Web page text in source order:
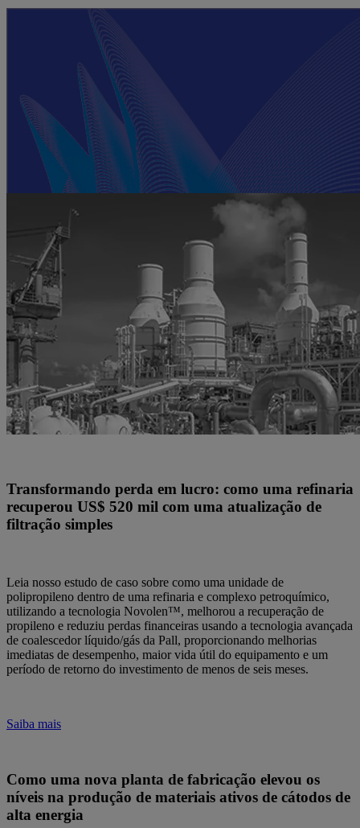
Soluções para produtos químicos e
polímeros
Quer ver as soluções em ação? Descubra histórias reais de sucesso
em todo o setor de produtos químicos e polímeros abaixo.
Transformando perda em lucro: como uma refinaria
recuperou US$ 520 mil com uma atualização de
filtração simples
Leia nosso estudo de caso sobre como uma unidade de
polipropileno dentro de uma refinaria e complexo petroquímico,
utilizando a tecnologia Novolen™, melhorou a recuperação de
propileno e reduziu perdas financeiras usando a tecnologia avançada
de coalescedor líquido/gás da Pall, proporcionando melhorias
imediatas de desempenho, maior vida útil do equipamento e um
período de retorno do investimento de menos de seis meses.
Saiba mais
Como uma nova planta de fabricação elevou os
níveis na produção de materiais ativos de cátodos de
alta energia